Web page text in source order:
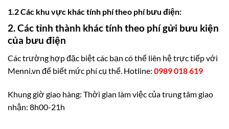
1.2 Các khu vực khác tính phí theo phí bưu điện:
2. Các tỉnh thành khác tính theo phí gửi bưu kiện
của bưu điện
Các trường hợp đặc biệt các bạn có thể liên hệ trực tiếp với
Menni.vn để biết mức phí cụ thể. Hotline: 0989 018 619
Khung giờ giao hàng: Thời gian làm việc của trung tâm giao
nhận: 8h00-21h